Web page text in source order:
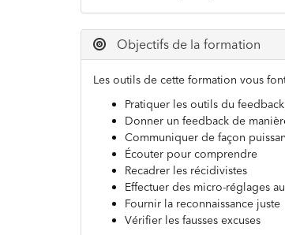
Objectifs de la formation
Les outils de cette formation vous
Pratiquer les outils du
Donner un feedback de
Communiquer de façon
Écouter pour comprendre
Recadrer les récidivistes
Effectuer des micro-réglages
Fournir la reconnaissance juste
Vérifier les fausses excuses